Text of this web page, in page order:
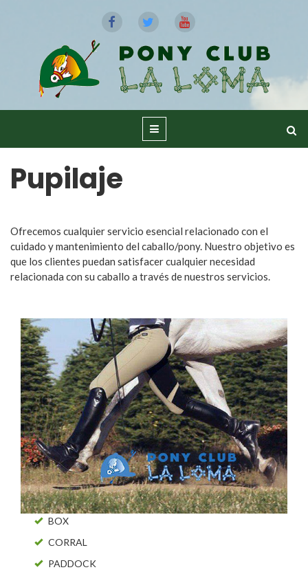
Pupilaje
Ofrecemos cualquier servicio esencial relacionado con el
cuidado y mantenimiento del caballo/pony. Nuestro objetivo es
que los clientes puedan satisfacer cualquier necesidad
relacionada con su caballo a través de nuestros servicios.
BOX
CORRAL
PADDOCK